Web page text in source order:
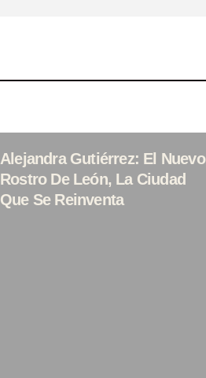
Alejandra Gutiérrez: El Nuevo
Rostro De León, La Ciudad
Que Se Reinventa